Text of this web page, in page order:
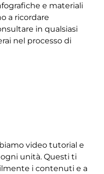
e materiali
a ricordare
in qualsiasi
nel processo di
video tutorial e
unità. Questi ti
i contenuti e a